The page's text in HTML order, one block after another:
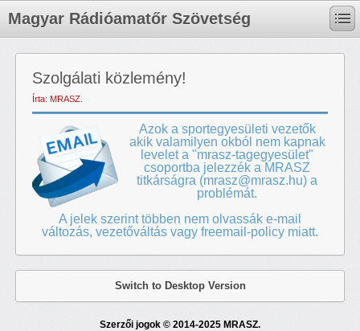
Magyar Rádióamatőr Szövetség
Szolgálati közlemény!
Írta: MRASZ.
Azok a sportegyesületi vezetők
akik valamilyen okból nem kapnak
levelet a "mrasz-tagegyesület"
csoportba jelezzék a MRASZ
titkárságra (mrasz@mrasz.hu) a
problémát.
A jelek szerint többen nem olvassák e-mail
változás, vezetőváltás vagy freemail-policy miatt.
Switch to Desktop Version
Szerzői jogok © 2014-2025 MRASZ.